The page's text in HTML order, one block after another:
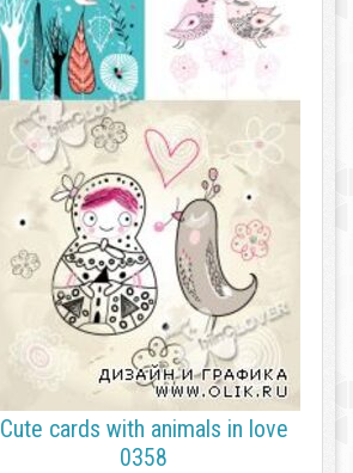
Cute cards with animals in love
0358